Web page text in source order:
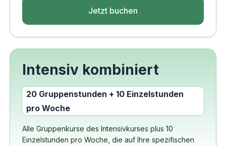
Jetzt buchen
Intensiv kombiniert
20 Gruppenstunden + 10 Einzelstunden
pro Woche
Alle Gruppenkurse des Intensivkurses plus 10
Einzelstunden pro Woche, die auf Ihre spezifischen